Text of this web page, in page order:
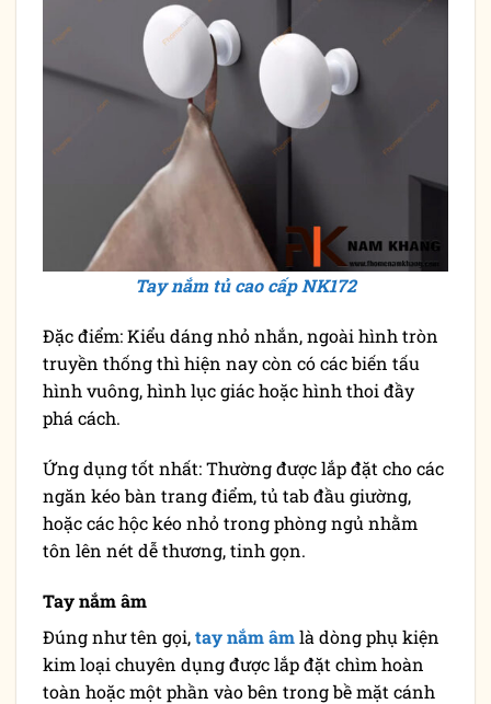
Tay nắm tủ cao cấp NK172
Đặc điểm: Kiểu dáng nhỏ nhắn, ngoài hình tròn
truyền thống thì hiện nay còn có các biến tấu
hình vuông, hình lục giác hoặc hình thoi đầy
phá cách.
Ứng dụng tốt nhất: Thường được lắp đặt cho các
ngăn kéo bàn trang điểm, tủ tab đầu giường,
hoặc các hộc kéo nhỏ trong phòng ngủ nhằm
tôn lên nét dễ thương, tinh gọn.
Tay nắm âm
Đúng như tên gọi,tay nắm âmlà dòng phụ kiện
kim loại chuyên dụng được lắp đặt chìm hoàn
toàn hoặc một phần vào bên trong bề mặt cánh